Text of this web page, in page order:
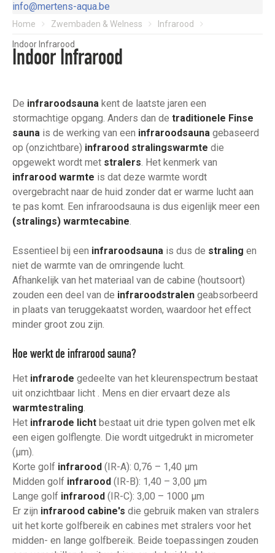
info@mertens-aqua.be
Home Zwembaden & Welness Infrarood
Indoor Infrarood
Indoor Infrarood
De infraroodsauna kent de laatste jaren een
stormachtige opgang. Anders dan de traditionele Finse
sauna is de werking van een infraroodsauna gebaseerd
op (onzichtbare) infrarood stralingswarmte die
opgewekt wordt met stralers. Het kenmerk van
infrarood warmte is dat deze warmte wordt
overgebracht naar de huid zonder dat er warme lucht aan
te pas komt. Een infraroodsauna is dus eigenlijk meer een
(stralings) warmtecabine.
Essentieel bij een infraroodsauna is dus de straling en
niet de warmte van de omringende lucht.
Afhankelijk van het materiaal van de cabine (houtsoort)
zouden een deel van de infraroodstralen geabsorbeerd
in plaats van teruggekaatst worden, waardoor het effect
minder groot zou zijn.
Hoe werkt de infrarood sauna?
Het infrarode gedeelte van het kleurenspectrum bestaat
uit onzichtbaar licht . Mens en dier ervaart deze als
warmtestraling.
Het infrarode licht bestaat uit drie typen golven met elk
een eigen golflengte. Die wordt uitgedrukt in micrometer
(µm).
Korte golf infrarood (IR-A): 0,76 – 1,40 µm
Midden golf infrarood (IR-B): 1,40 – 3,00 µm
Lange golf infrarood (IR-C): 3,00 – 1000 µm
Er zijn infrarood cabine's die gebruik maken van stralers
uit het korte golfbereik en cabines met stralers voor het
midden- en lange golfbereik. Beide toepassingen zouden